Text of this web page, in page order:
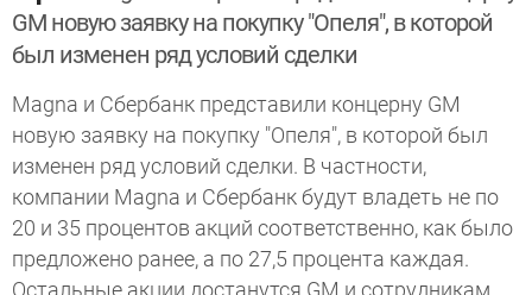
GM новую заявку на покупку "Опеля", в которой
был изменен ряд условий сделки
Magna и Сбербанк представили концерну GM
новую заявку на покупку "Опеля", в которой был
изменен ряд условий сделки. В частности,
компании Magna и Сбербанк будут владеть не по
20 и 35 процентов акций соответственно, как было
предложено ранее, а по 27,5 процента каждая.
Остальные акции достанутся GM и сотрудникам